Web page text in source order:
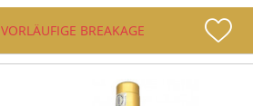
VORLÄUFIGE BREAKAGE